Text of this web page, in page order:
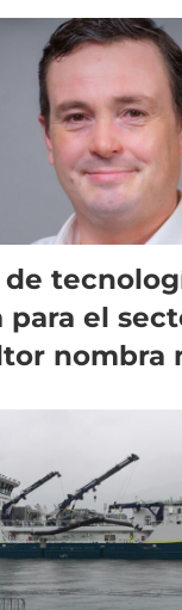
el
nombra